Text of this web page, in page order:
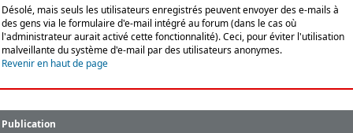
Désolé, mais seuls les utilisateurs enregistrés peuvent envoyer des e-mails à
des gens via le formulaire d'e-mail intégré au forum (dans le cas où
l'administrateur aurait activé cette fonctionnalité). Ceci, pour éviter l'utilisation
malveillante du système d'e-mail par des utilisateurs anonymes.
Revenir en haut de page
Publication